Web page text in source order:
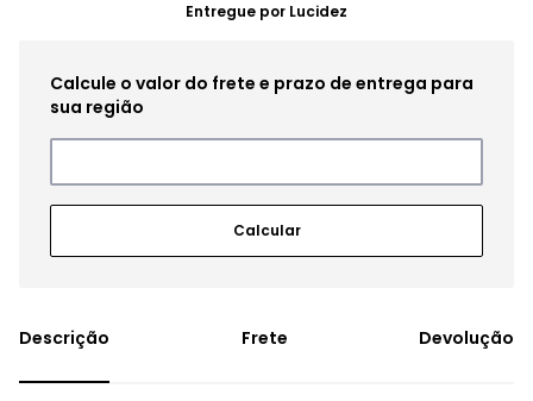
Entregue por Lucidez
Frete Devolução